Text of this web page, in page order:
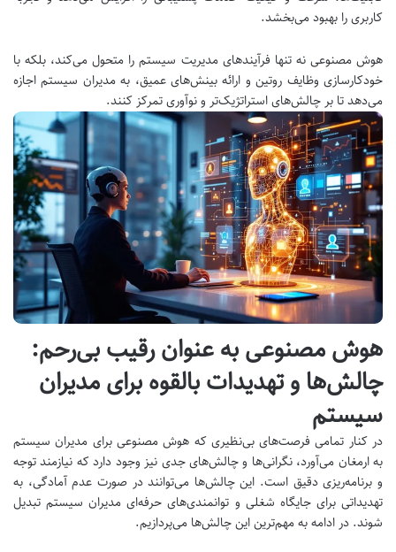
کاربری را بهبود می‌بخشد.
هوش مصنوعی نه تنها فرآیندهای مدیریت سیستم را متحول می‌کند، بلکه با
خودکارسازی وظایف روتین و ارائه بینش‌های عمیق، به مدیران سیستم اجازه
می‌دهد تا بر چالش‌های استراتژیک‌تر و نوآوری تمرکز کنند.
هوش مصنوعی به عنوان رقیب بی‌رحم:
چالش‌ها و تهدیدات بالقوه برای مدیران
سیستم
در کنار تمامی فرصت‌های بی‌نظیری که هوش مصنوعی برای مدیران سیستم
به ارمغان می‌آورد، نگرانی‌ها و چالش‌های جدی نیز وجود دارد که نیازمند توجه
و برنامه‌ریزی دقیق است. این چالش‌ها می‌توانند در صورت عدم آمادگی، به
تهدیداتی برای جایگاه شغلی و توانمندی‌های حرفه‌ای مدیران سیستم تبدیل
شوند. در ادامه به مهم‌ترین این چالش‌ها می‌پردازیم.